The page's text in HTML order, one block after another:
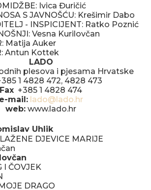
Ivica Đuričić
S JAVNOŠĆU: Krešimir Dabo
- INSPICIJENT: Ratko Poznić
Vesna Kurilovčan
Matija Auker
Antun Kottek
LADO
plesova i pjesama Hrvatske
1 4828 472, 4828 473
Fax +385 1 4828 474
e-mail: lado@lado.hr
web: www.lado.hr
Uhlik
DJEVICE MARIJE
I ČOVJEK
DRAGO